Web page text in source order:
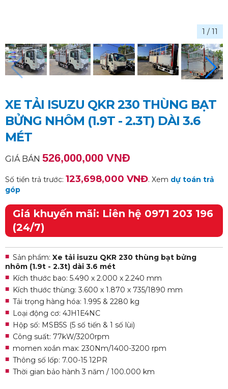
1 / 11
XE TẢI ISUZU QKR 230 THÙNG BẠT
BỬNG NHÔM (1.9T - 2.3T) DÀI 3.6
MÉT
GIÁ BÁN 526,000,000 VNĐ
Số tiền trả trước: 123,698,000 VNĐ. Xem dự toán trả
góp
Giá khuyến mãi: Liên hệ 0971 203 196
(24/7)
Sản phẩm: Xe tải isuzu QKR 230 thùng bạt bửng
nhôm (1.9t - 2.3t) dài 3.6 mét
Kích thước bao: 5.490 x 2.000 x 2.240 mm
Kích thước thùng: 3.600 x 1.870 x 735/1890 mm
Tải trọng hàng hóa: 1.995 & 2280 kg
Loại động cơ: 4JH1E4NC
Hộp số: MSB5S (5 số tiến & 1 số lùi)
Công suất: 77kW/3200rpm
momen xoắn max: 230Nm/1400-3200 rpm
Thông số lốp: 7.00-15 12PR
Thời gian bảo hành 3 năm / 100.000 km